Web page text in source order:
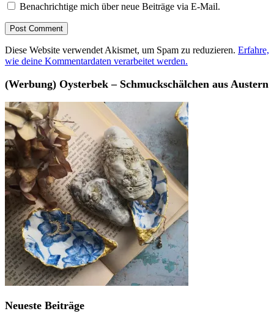
Benachrichtige mich über neue Beiträge via E-Mail.
Diese Website verwendet Akismet, um Spam zu reduzieren. Erfahre,
wie deine Kommentardaten verarbeitet werden.
(Werbung) Oysterbek – Schmuckschälchen aus Austern
Neueste Beiträge